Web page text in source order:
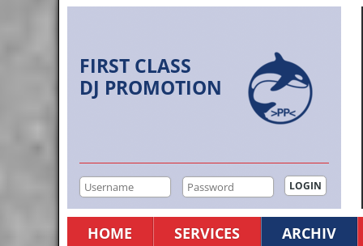
FIRST CLASS
DJ PROMOTION
HOME SERVICES ARCHIV